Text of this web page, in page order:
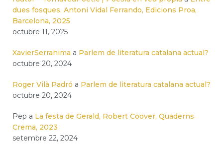
dues fosques, Antoni Vidal Ferrando, Edicions Proa,
Barcelona, 2025
octubre 11, 2025
XavierSerrahima a Parlem de literatura catalana actual?
octubre 20, 2024
Roger Vilà Padró a Parlem de literatura catalana actual?
octubre 20, 2024
Pep a La festa de Gerald, Robert Coover, Quaderns
Crema, 2023
setembre 22, 2024